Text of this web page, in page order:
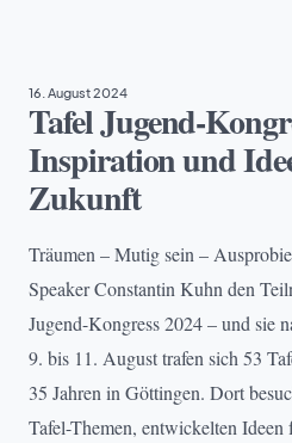
16. August 2024
Tafel Jugend-
Inspiration und
Zukunft
Träumen – Mutig sein –
Speaker Constantin Kuhn den
Jugend-Kongress 2024 – und sie
9. bis 11. August trafen sich 53
35 Jahren in Göttingen. Dort
Tafel-Themen, entwickelten